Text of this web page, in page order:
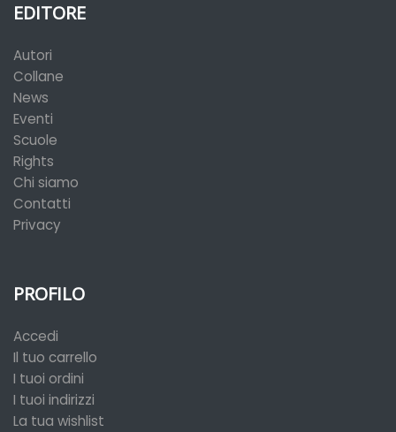
EDITORE
Autori
Collane
News
Eventi
Scuole
Rights
Chi siamo
Contatti
Privacy
PROFILO
Accedi
Il tuo carrello
I tuoi ordini
I tuoi indirizzi
La tua wishlist